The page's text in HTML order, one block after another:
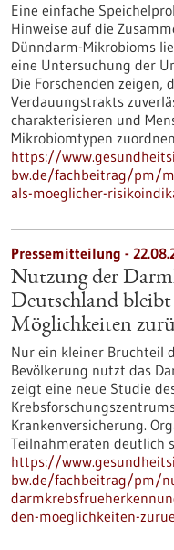
Eine einfache
Hinweise auf die
Dünndarm-Mikrobioms
eine Untersuchung der
Die Forschenden zeigen,
Verdauungstrakts
charakterisieren und
Mikrobiomtypen
https://
bw.de/fachbeitrag/pm/
als-moeglicher-
Pressemitteilung -
Nutzung der
Deutschland
Möglichkeiten
Nur ein kleiner Bruchteil
Bevölkerung nutzt das
zeigt eine neue Studie
Krankenversicherung.
Teilnahmeraten deutlich
https://
bw.de/fachbeitrag/pm/
den-moeglichkeiten-